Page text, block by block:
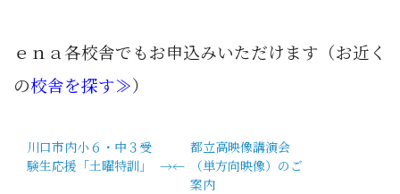
ｅｎａ各校舎でもお申込みいただけます（お近く
の校舎を探す≫）
川口市内小６・中３受
験生応援「土曜特訓」
都立高映像講演会
（単方向映像）のご
案内